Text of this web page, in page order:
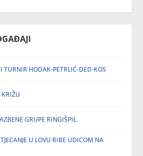
TURNIR HODAK-PETRLIĆ-DED-KOS
KRIŽU
GRUPE RINGIŠPIL
U LOVU RIBE UDICOM NA